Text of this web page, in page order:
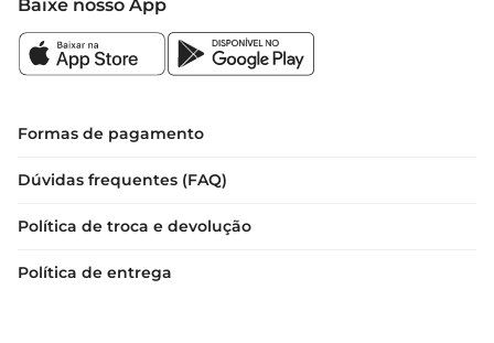
Baixe nosso App
Formas de pagamento
Dúvidas frequentes (FAQ)
Política de troca e devolução
Política de entrega